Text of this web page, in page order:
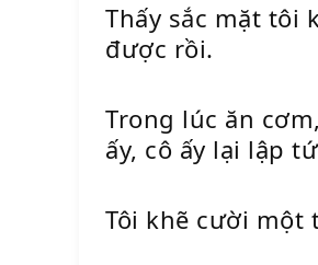
Thấy sắc mặt tôi
được rồi.
Trong lúc ăn
ấy, cô ấy lại lập
Tôi khẽ cười một